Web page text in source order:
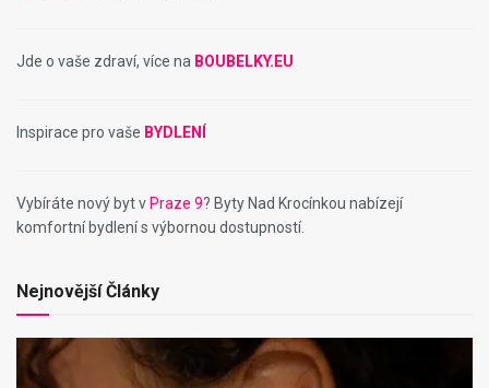
Jde o vaše zdraví, více na BOUBELKY.EU
Inspirace pro vaše BYDLENÍ
Vybíráte nový byt v Praze 9? Byty Nad Krocínkou nabízejí
komfortní bydlení s výbornou dostupností.
Nejnovější Články